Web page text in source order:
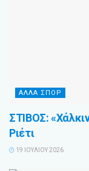
ΑΛΛΑ ΣΠΟΡ
ΣΤΙΒΟΣ:
Ριέτι
19 ΙΟΥΛΊΟΥ 2026